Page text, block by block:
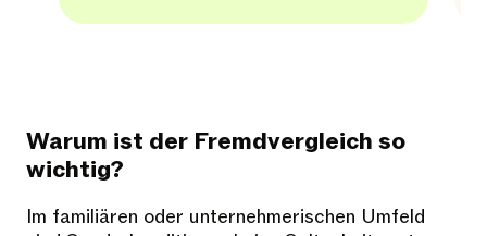
Warum ist der Fremdvergleich so
wichtig?
Im familiären oder unternehmerischen Umfeld